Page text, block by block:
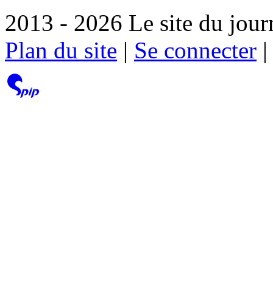
2013 - 2026 Le site du
Plan du site | Se connecter |